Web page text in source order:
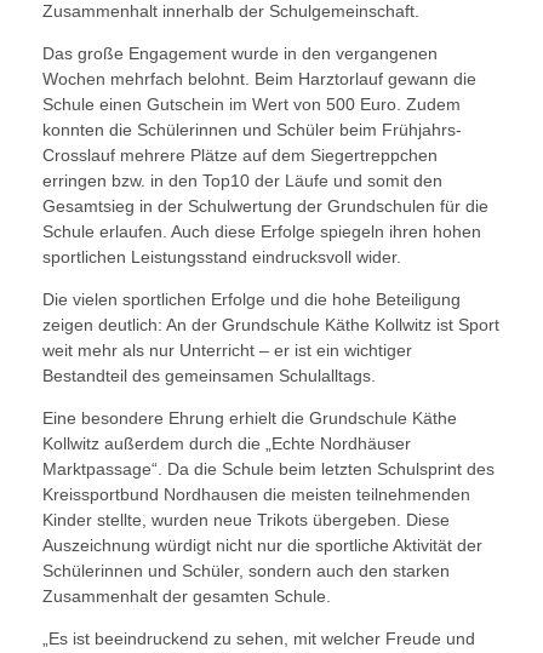
Zusammenhalt innerhalb der Schulgemeinschaft.
Das große Engagement wurde in den vergangenen
Wochen mehrfach belohnt. Beim Harztorlauf gewann die
Schule einen Gutschein im Wert von 500 Euro. Zudem
konnten die Schülerinnen und Schüler beim Frühjahrs-
Crosslauf mehrere Plätze auf dem Siegertreppchen
erringen bzw. in den Top10 der Läufe und somit den
Gesamtsieg in der Schulwertung der Grundschulen für die
Schule erlaufen. Auch diese Erfolge spiegeln ihren hohen
sportlichen Leistungsstand eindrucksvoll wider.
Die vielen sportlichen Erfolge und die hohe Beteiligung
zeigen deutlich: An der Grundschule Käthe Kollwitz ist Sport
weit mehr als nur Unterricht – er ist ein wichtiger
Bestandteil des gemeinsamen Schulalltags.
Eine besondere Ehrung erhielt die Grundschule Käthe
Kollwitz außerdem durch die „Echte Nordhäuser
Marktpassage“. Da die Schule beim letzten Schulsprint des
Kreissportbund Nordhausen die meisten teilnehmenden
Kinder stellte, wurden neue Trikots übergeben. Diese
Auszeichnung würdigt nicht nur die sportliche Aktivität der
Schülerinnen und Schüler, sondern auch den starken
Zusammenhalt der gesamten Schule.
„Es ist beeindruckend zu sehen, mit welcher Freude und